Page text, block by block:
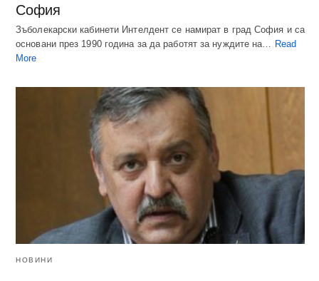
София
Зъболекарски кабинети Интелдент се намират в град София и са
основани през 1990 година за да работят за нуждите на… Read
More
НОВИНИ